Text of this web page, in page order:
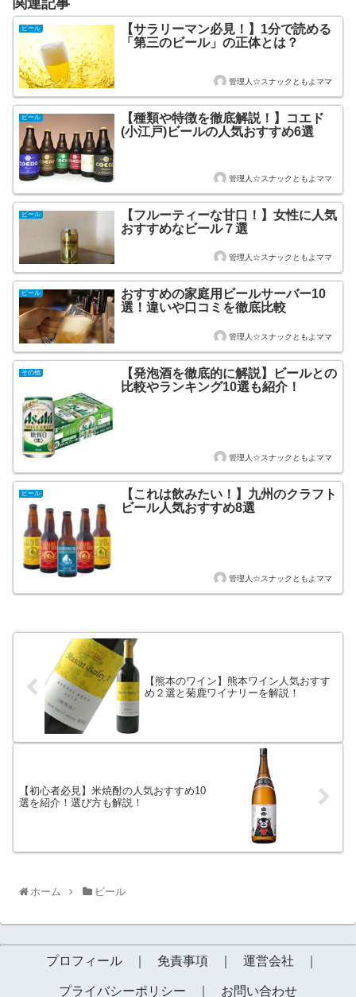
関連記事
ビール
【サラリーマン必見！】1分で読める
「第三のビール」の正体とは？
管理人☆スナックともよママ
ビール
【種類や特徴を徹底解説！】コエド
(小江戸)ビールの人気おすすめ6選
管理人☆スナックともよママ
ビール
【フルーティーな甘口！】女性に人気
おすすめなビール７選
管理人☆スナックともよママ
ビール
おすすめの家庭用ビールサーバー10
選！違いや口コミを徹底比較
管理人☆スナックともよママ
その他
【発泡酒を徹底的に解説】ビールとの
比較やランキング10選も紹介！
管理人☆スナックともよママ
ビール
【これは飲みたい！】九州のクラフト
ビール人気おすすめ8選
管理人☆スナックともよママ
【熊本のワイン】熊本ワイン人気おすす
め２選と菊鹿ワイナリーを解説！
【初心者必見】米焼酎の人気おすすめ10
選を紹介！選び方も解説！
ホーム ビール
プロフィール 免責事項 運営会社
プライバシーポリシー お問い合わせ